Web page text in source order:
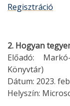
Regisztráció
2. Hogyan
Előadó:
Könyvtár)
Dátum: 2023.
Helyszín: